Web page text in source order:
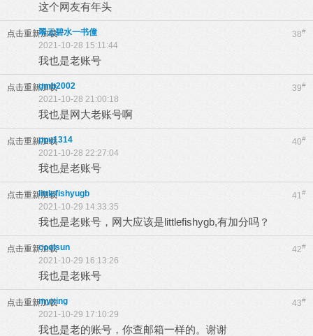
这个网友有年头
点击重新加载 38#
翠云碧水一书僮
2021-10-28 15:11:44
我也是老账号
点击重新加载 39#
gmb2002
2021-10-28 21:00:18
我也是网大老账号啊
点击重新加载 40#
ppu1314
2021-10-28 22:27:04
我也是老账号
点击重新加载 41#
littlefishyugb
2021-10-29 14:33:35
我也是老账号，网大应该是littlefishygb,有加分吗？
点击重新加载 42#
coolsun
2021-10-29 16:13:26
我也是老账号
点击重新加载 43#
myxing
2021-10-29 17:10:29
我也是老的账号，你查邮箱一样的。谢谢